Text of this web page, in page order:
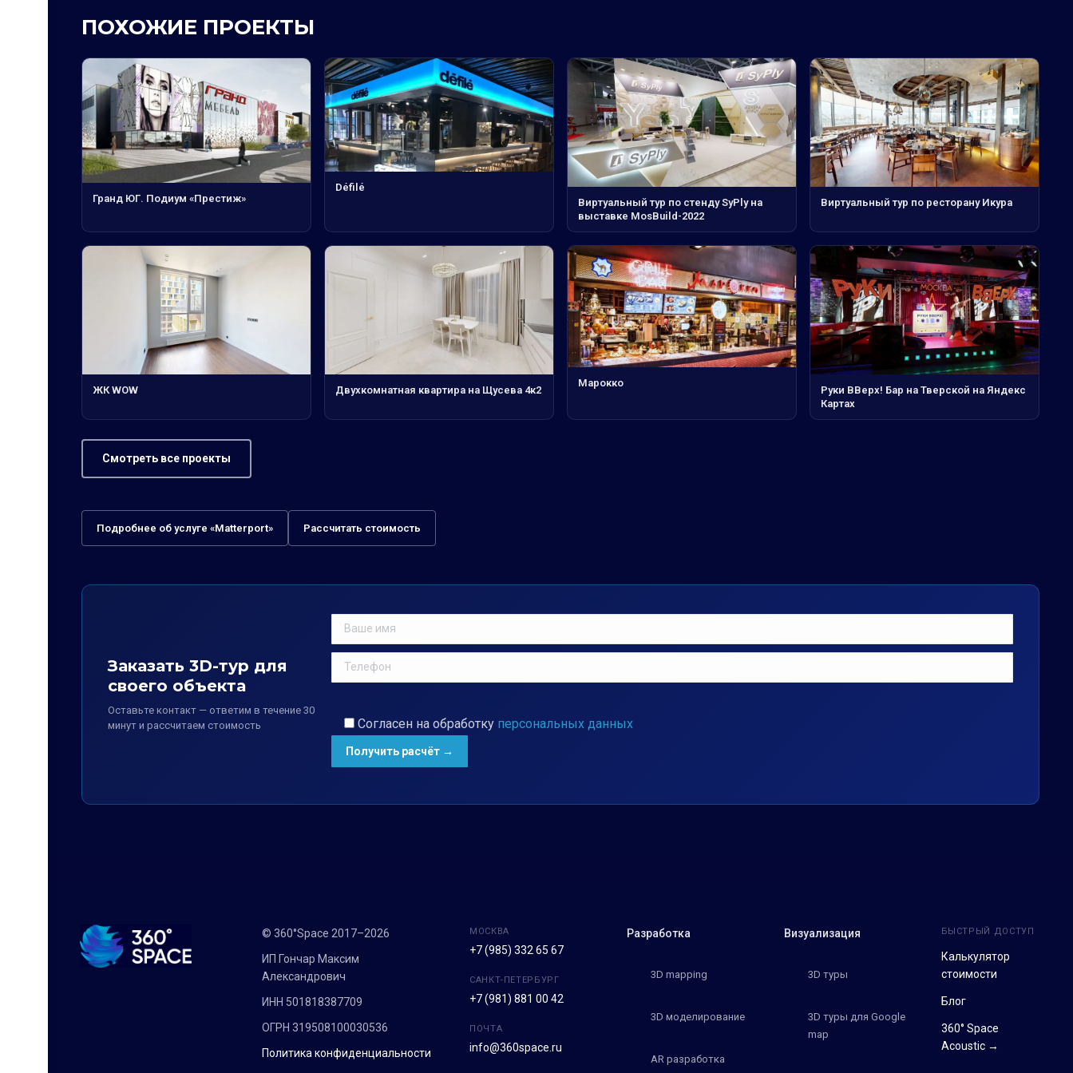
ПОХОЖИЕ ПРОЕКТЫ
Гранд ЮГ. Подиум «Престиж»
Défilé
Виртуальный тур по стенду SyPly на
выставке MosBuild-2022
Виртуальный тур по ресторану Икура
ЖК WOW Двухкомнатная квартира на Щусева 4к2
Марокко
Руки ВВерх! Бар на Тверской на Яндекс
Картах
Смотреть все проекты
Подробнее об услуге «Matterport» Рассчитать стоимость
Заказать 3D-тур для
своего объекта
Оставьте контакт — ответим в течение 30
минут и рассчитаем стоимость
Согласен на обработку персональных данных
© 360°Space 2017–2026
ИП Гончар Максим
Александрович
ИНН 501818387709
ОГРН 319508100030536
Политика конфиденциальности
МОСКВА
+7 (985) 332 65 67
САНКТ-ПЕТЕРБУРГ
+7 (981) 881 00 42
ПОЧТА
info@360space.ru
Разработка
3D mapping
3D моделирование
AR разработка
Визуализация
3D туры
3D туры для Google
map
БЫСТРЫЙ ДОСТУП
Калькулятор
стоимости
Блог
360° Space
Acoustic →